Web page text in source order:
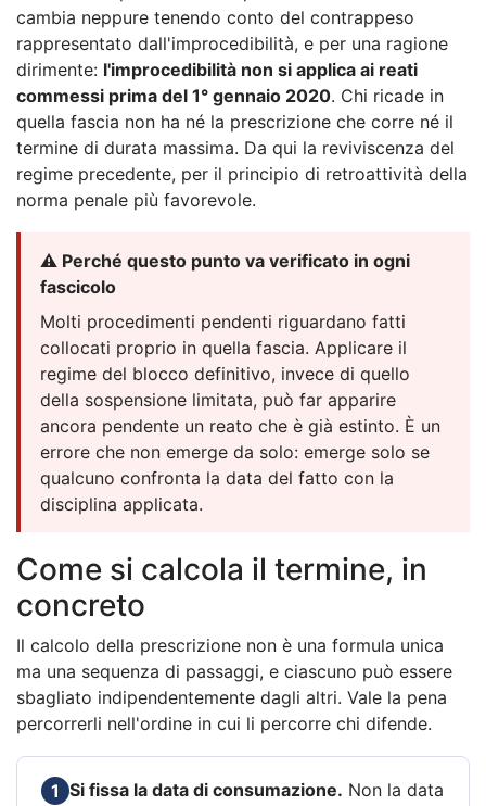
cambia neppure tenendo conto del contrappeso
rappresentato dall'improcedibilità, e per una ragione
dirimente: l'improcedibilità non si applica ai reati
commessi prima del 1° gennaio 2020. Chi ricade in
quella fascia non ha né la prescrizione che corre né il
termine di durata massima. Da qui la reviviscenza del
regime precedente, per il principio di retroattività della
norma penale più favorevole.
⚠️ Perché questo punto va verificato in ogni
fascicolo
Molti procedimenti pendenti riguardano fatti
collocati proprio in quella fascia. Applicare il
regime del blocco definitivo, invece di quello
della sospensione limitata, può far apparire
ancora pendente un reato che è già estinto. È un
errore che non emerge da solo: emerge solo se
qualcuno confronta la data del fatto con la
disciplina applicata.
Come si calcola il termine, in
concreto
Il calcolo della prescrizione non è una formula unica
ma una sequenza di passaggi, e ciascuno può essere
sbagliato indipendentemente dagli altri. Vale la pena
percorrerli nell'ordine in cui li percorre chi difende.
1 Si fissa la data di consumazione. Non la data